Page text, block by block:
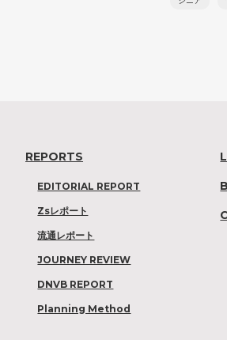
REPORTS
EDITORIAL REPORT
Zsレポート
流通レポート
JOURNEY REVIEW
DNVB REPORT
Planning Method